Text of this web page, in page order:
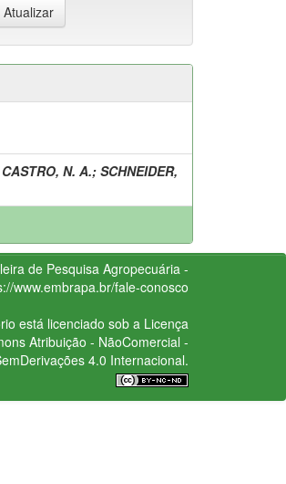
CASTRO, N. A.; SCHNEIDER,
de Pesquisa Agropecuária -
www.embrapa.br/fale-conosco
está licenciado sob a Licença
Atribuição - NãoComercial -
4.0 Internacional.